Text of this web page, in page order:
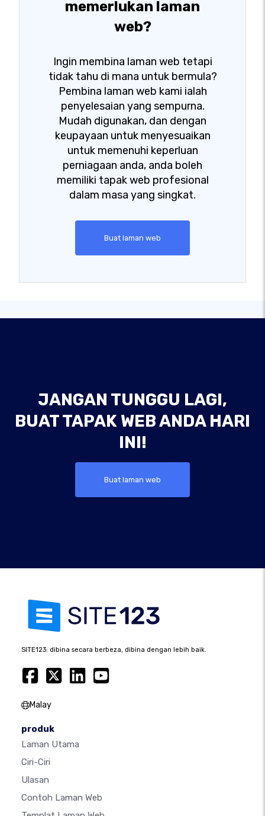
memerlukan laman
web?
Ingin membina laman web tetapi
tidak tahu di mana untuk bermula?
Pembina laman web kami ialah
penyelesaian yang sempurna.
Mudah digunakan, dan dengan
keupayaan untuk menyesuaikan
untuk memenuhi keperluan
perniagaan anda, anda boleh
memiliki tapak web profesional
dalam masa yang singkat.
Buat laman web
JANGAN TUNGGU LAGI,
BUAT TAPAK WEB ANDA HARI
INI!
Buat laman web
SITE123: dibina secara berbeza, dibina dengan lebih baik.
Malay
produk
Laman Utama
Ciri-Ciri
Ulasan
Contoh Laman Web